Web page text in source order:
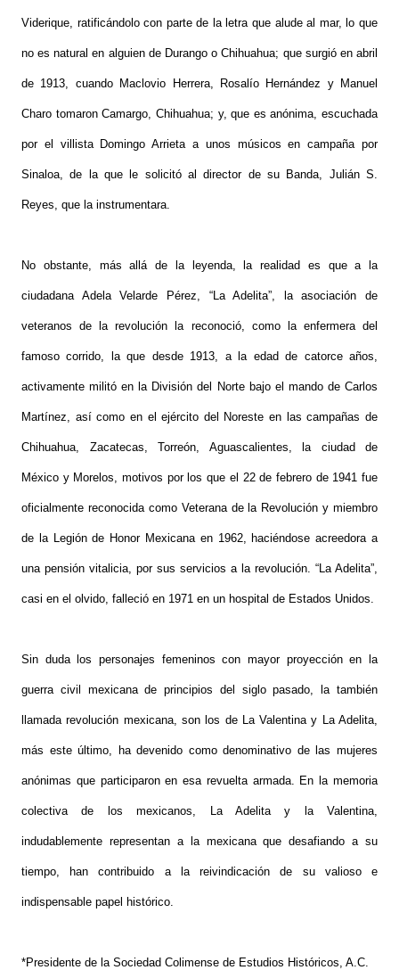
Viderique, ratificándolo con parte de la letra que alude al mar, lo que
no es natural en alguien de Durango o Chihuahua; que surgió en abril
de 1913, cuando Maclovio Herrera, Rosalío Hernández y Manuel
Charo tomaron Camargo, Chihuahua; y, que es anónima, escuchada
por el villista Domingo Arrieta a unos músicos en campaña por
Sinaloa, de la que le solicitó al director de su Banda, Julián S.
Reyes, que la instrumentara.
No obstante, más allá de la leyenda, la realidad es que a la
ciudadana Adela Velarde Pérez, “La Adelita”, la asociación de
veteranos de la revolución la reconoció, como la enfermera del
famoso corrido, la que desde 1913, a la edad de catorce años,
activamente militó en la División del Norte bajo el mando de Carlos
Martínez, así como en el ejército del Noreste en las campañas de
Chihuahua, Zacatecas, Torreón, Aguascalientes, la ciudad de
México y Morelos, motivos por los que el 22 de febrero de 1941 fue
oficialmente reconocida como Veterana de la Revolución y miembro
de la Legión de Honor Mexicana en 1962, haciéndose acreedora a
una pensión vitalicia, por sus servicios a la revolución. “La Adelita”,
casi en el olvido, falleció en 1971 en un hospital de Estados Unidos.
Sin duda los personajes femeninos con mayor proyección en la
guerra civil mexicana de principios del siglo pasado, la también
llamada revolución mexicana, son los de La Valentina y La Adelita,
más este último, ha devenido como denominativo de las mujeres
anónimas que participaron en esa revuelta armada. En la memoria
colectiva de los mexicanos, La Adelita y la Valentina,
indudablemente representan a la mexicana que desafiando a su
tiempo, han contribuido a la reivindicación de su valioso e
indispensable papel histórico.
*Presidente de la Sociedad Colimense de Estudios Históricos, A.C.